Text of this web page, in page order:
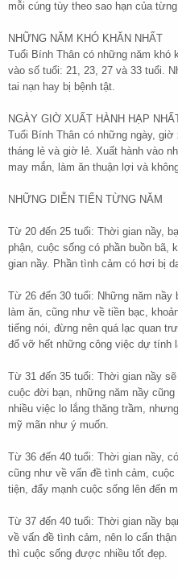
mỗi cúng tùy theo sao hạn của từng
NHỮNG NĂM KHÓ KHĂN NHẤT
Tuổi Bính Thân có những năm khó
vào số tuổi: 21, 23, 27 và 33 tuổi.
tai nạn hay bị bệnh tật.
NGÀY GIỜ XUẤT HÀNH HẠP
Tuổi Bính Thân có những ngày, giờ
tháng lẻ và giờ lẻ. Xuất hành vào
may mắn, làm ăn thuận lợi và
NHỮNG DIỄN TIẾN TỪNG NĂM
Từ 20 đến 25 tuổi: Thời gian nầy,
phận, cuộc sống có phần buồn bã,
gian nầy. Phần tình cảm có hơi bị
Từ 26 đến 30 tuổi: Những năm
làm ăn, cũng như về tiền bạc,
tiếng nói, đừng nên quá lạc quan
đổ vỡ hết những công việc dự tính
Từ 31 đến 35 tuổi: Thời gian nầy
cuộc đời bạn, những năm nầy
nhiều việc lo lắng thăng trầm,
mỹ mãn như ý muốn.
Từ 36 đến 40 tuổi: Thời gian nầy,
cũng như về vấn đề tình cảm,
tiện, đẩy mạnh cuộc sống lên đến
Từ 37 đến 40 tuổi: Thời gian nầy
về vấn đề tình cảm, nên lo cẩn
thì cuộc sống được nhiều tốt đẹp.